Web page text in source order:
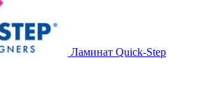
Ламинат Quick-Step